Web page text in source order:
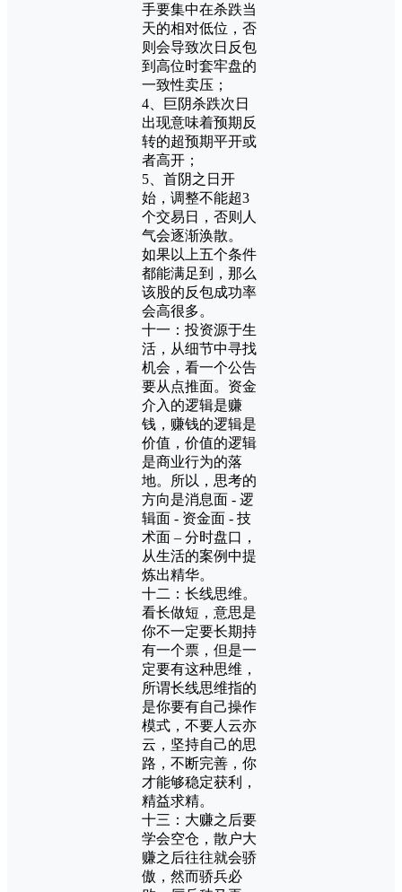
手要集中在杀跌当
天的相对低位，否
则会导致次日反包
到高位时套牢盘的
一致性卖压；
4、巨阴杀跌次日
出现意味着预期反
转的超预期平开或
者高开；
5、首阴之日开
始，调整不能超3
个交易日，否则人
气会逐渐涣散。
如果以上五个条件
都能满足到，那么
该股的反包成功率
会高很多。
十一：投资源于生
活，从细节中寻找
机会，看一个公告
要从点推面。资金
介入的逻辑是赚
钱，赚钱的逻辑是
价值，价值的逻辑
是商业行为的落
地。所以，思考的
方向是消息面 - 逻
辑面 - 资金面 - 技
术面 – 分时盘口，
从生活的案例中提
炼出精华。
十二：长线思维。
看长做短，意思是
你不一定要长期持
有一个票，但是一
定要有这种思维，
所谓长线思维指的
是你要有自己操作
模式，不要人云亦
云，坚持自己的思
路，不断完善，你
才能够稳定获利，
精益求精。
十三：大赚之后要
学会空仓，散户大
赚之后往往就会骄
傲，然而骄兵必